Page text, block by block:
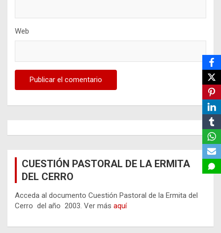
Web
CUESTIÓN PASTORAL DE LA ERMITA
DEL CERRO
Acceda al documento Cuestión Pastoral de la Ermita del
Cerro del año 2003. Ver más aquí